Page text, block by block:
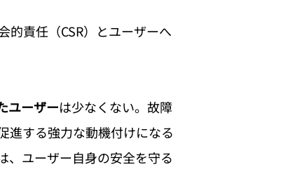
的責任（CSR）とユーザーへ
ユーザーは少なくない。故障
進する強力な動機付けになる
、ユーザー自身の安全を守る